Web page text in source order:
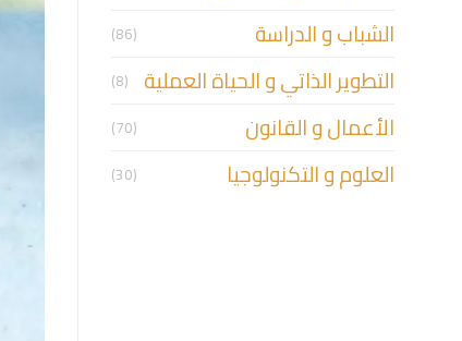
الشباب و الدراسة (86)
التطوير الذاتي و الحياة العملية (8)
الأعمال و القانون (70)
العلوم و التكنولوجيا (30)